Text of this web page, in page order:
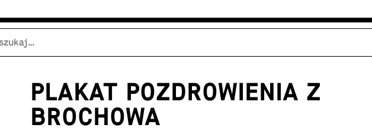
PLAKAT POZDROWIENIA Z
BROCHOWA